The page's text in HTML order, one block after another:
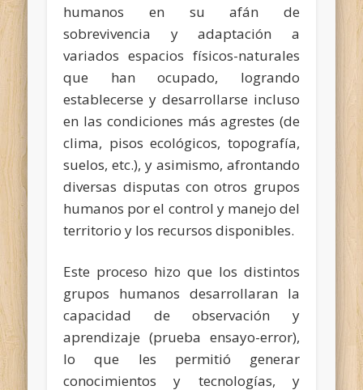
humanos en su afán de
sobrevivencia y adaptación a
variados espacios físicos-naturales
que han ocupado, logrando
establecerse y desarrollarse incluso
en las condiciones más agrestes (de
clima, pisos ecológicos, topografía,
suelos, etc.), y asimismo, afrontando
diversas disputas con otros grupos
humanos por el control y manejo del
territorio y los recursos disponibles.
Este proceso hizo que los distintos
grupos humanos desarrollaran la
capacidad de observación y
aprendizaje (prueba ensayo-error),
lo que les permitió generar
conocimientos y tecnologías, y